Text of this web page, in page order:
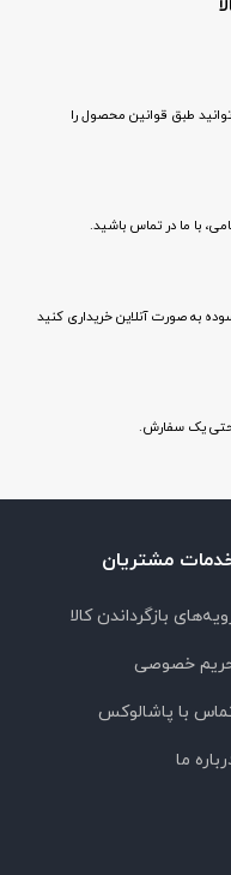
خرید خود اضافه کنید و در
طبق قوانین محصول را
با ما در تماس باشید.
به صورت آنلاین خریداری کنید
حتی یک سفارش.
مشتریان
بازگرداندن کالا
خصوصی
با پاشالوکس
ما